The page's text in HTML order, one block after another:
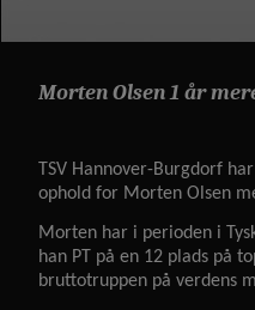
Morten Olsen 1 år
TSV Hannover-Burgdorf
ophold for Morten Olsen
Morten har i perioden i
han PT på en 12 plads på
bruttotruppen på verdens